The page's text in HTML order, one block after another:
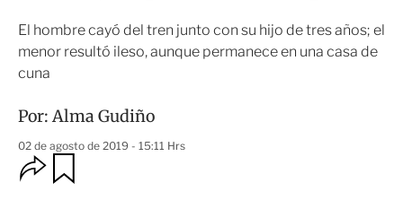
s
i
ó
El hombre cayó del tren junto con su hijo de tres años; el
menor resultó ileso, aunque permanece en una casa de
cuna
Por:Alma Gudiño
02 de agosto de 2019 - 15:11 Hrs
O
p